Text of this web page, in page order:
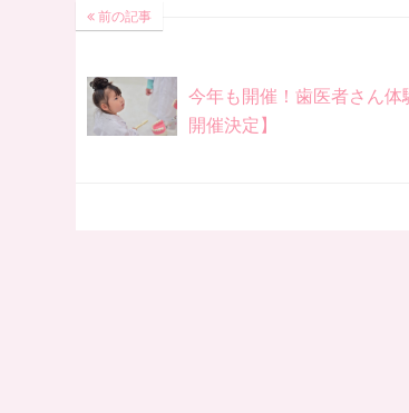
前の記事
今年も開催！歯医者さん体
開催決定】